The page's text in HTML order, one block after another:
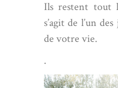
Ils restent tout
s’agit de l’un
de votre vie.
.